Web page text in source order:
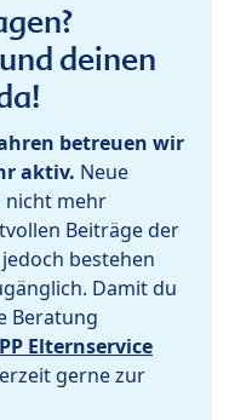
deinen
betreuen wir
aktiv. Neue
nicht mehr
Beiträge der
bestehen
Damit du
Beratung
Elternservice
gerne zur